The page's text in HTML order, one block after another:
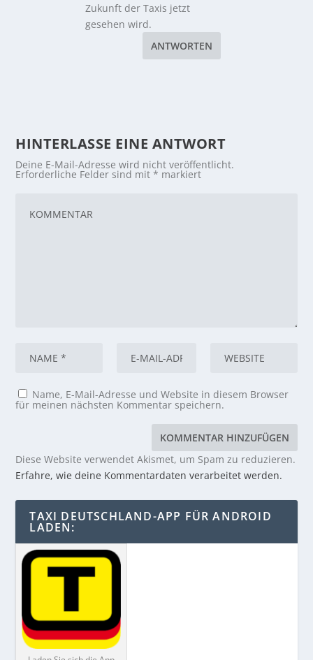
Zukunft der Taxis jetzt
gesehen wird.
ANTWORTEN
HINTERLASSE EINE ANTWORT
Deine E-Mail-Adresse wird nicht veröffentlicht.
Erforderliche Felder sind mit* markiert
Name, E-Mail-Adresse und Website in diesem Browser
für meinen nächsten Kommentar speichern.
Diese Website verwendet Akismet, um Spam zu reduzieren.
Erfahre, wie deine Kommentardaten verarbeitet werden.
TAXI DEUTSCHLAND-APP FÜR ANDROID
LADEN: